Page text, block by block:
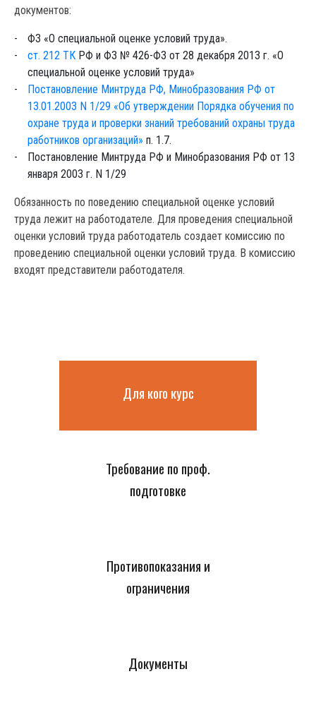
документов:
ФЗ «О специальной оценке условий труда».
ст. 212 ТК РФ и ФЗ № 426-ФЗ от 28 декабря 2013 г. «О
специальной оценке условий труда»
Постановление Минтруда РФ, Минобразования РФ от
13.01.2003 N 1/29 «Об утверждении Порядка обучения по
охране труда и проверки знаний требований охраны труда
работников организаций»п. 1.7.
Постановление Минтруда РФ и Минобразования РФ от 13
января 2003 г. N 1/29
Обязанность по поведению специальной оценке условий
труда лежит на работодателе. Для проведения специальной
оценки условий труда работодатель создает комиссию по
проведению специальной оценки условий труда. В комиссию
входят представители работодателя.
Для кого курс
Требование по проф.
подготовке
Противопоказания и
ограничения
Документы